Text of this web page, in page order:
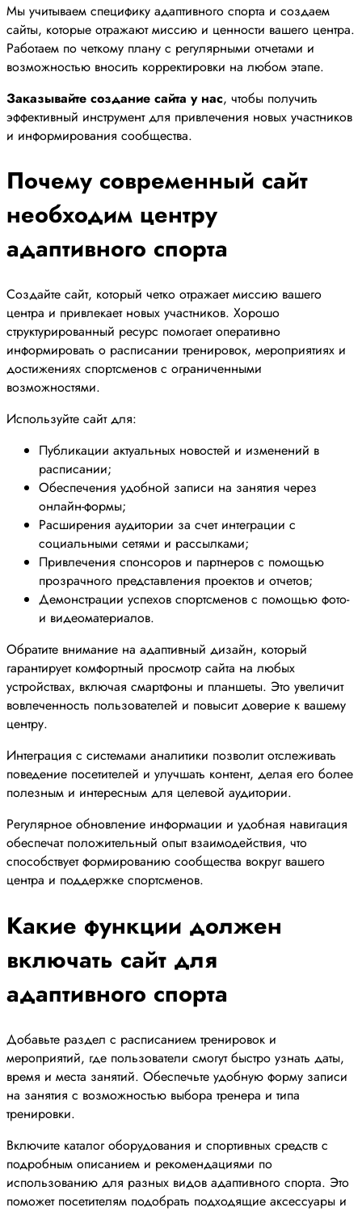
Мы учитываем специфику адаптивного спорта и создаем
сайты, которые отражают миссию и ценности вашего центра.
Работаем по четкому плану с регулярными отчетами и
возможностью вносить корректировки на любом этапе.
Заказывайте создание сайта у нас, чтобы получить
эффективный инструмент для привлечения новых участников
и информирования сообщества.
Почему современный сайт
необходим центру
адаптивного спорта
Создайте сайт, который четко отражает миссию вашего
центра и привлекает новых участников. Хорошо
структурированный ресурс помогает оперативно
информировать о расписании тренировок, мероприятиях и
достижениях спортсменов с ограниченными
возможностями.
Используйте сайт для:
Публикации актуальных новостей и изменений в
расписании;
Обеспечения удобной записи на занятия через
онлайн-формы;
Расширения аудитории за счет интеграции с
социальными сетями и рассылками;
Привлечения спонсоров и партнеров с помощью
прозрачного представления проектов и отчетов;
Демонстрации успехов спортсменов с помощью фото-
и видеоматериалов.
Обратите внимание на адаптивный дизайн, который
гарантирует комфортный просмотр сайта на любых
устройствах, включая смартфоны и планшеты. Это увеличит
вовлеченность пользователей и повысит доверие к вашему
центру.
Интеграция с системами аналитики позволит отслеживать
поведение посетителей и улучшать контент, делая его более
полезным и интересным для целевой аудитории.
Регулярное обновление информации и удобная навигация
обеспечат положительный опыт взаимодействия, что
способствует формированию сообщества вокруг вашего
центра и поддержке спортсменов.
Какие функции должен
включать сайт для
адаптивного спорта
Добавьте раздел с расписанием тренировок и
мероприятий, где пользователи смогут быстро узнать даты,
время и места занятий. Обеспечьте удобную форму записи
на занятия с возможностью выбора тренера и типа
тренировки.
Включите каталог оборудования и спортивных средств с
подробным описанием и рекомендациями по
использованию для разных видов адаптивного спорта. Это
поможет посетителям подобрать подходящие аксессуары и